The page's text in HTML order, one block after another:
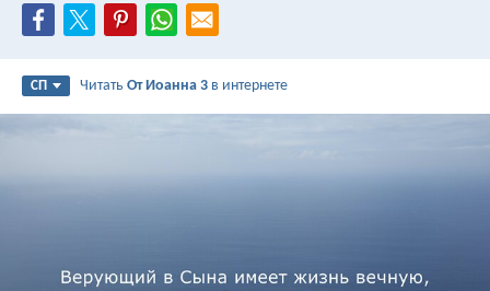
СП ЧитатьОт Иоанна 3 в интернете